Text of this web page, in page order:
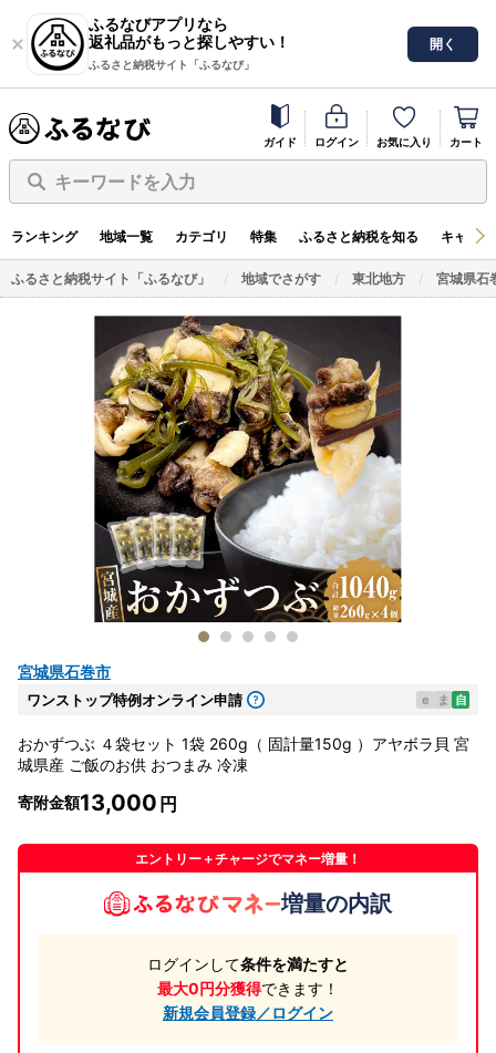
ふるなびアプリなら
返礼品がもっと探しやすい！
ふるさと納税サイト「ふるなび」
開く
ガイド ログイン お気に入り カート
キーワードを入力
ランキング 地域一覧 カテゴリ 特集 ふるさと納税を知る キャン
ふるさと納税サイト「ふるなび」 地域でさがす 東北地方 宮城県石
宮城県石巻市
ワンストップ特例オンライン申請 e ま 自
おかずつぶ ４袋セット 1袋 260g（ 固計量150g ）アヤボラ貝 宮
城県産 ご飯のお供 おつまみ 冷凍
寄附金額13,000
エントリー＋チャージでマネー増量！
増量の内訳
ログインして条件を満たすと
最大0円分獲得できます！
新規会員登録／ログイン